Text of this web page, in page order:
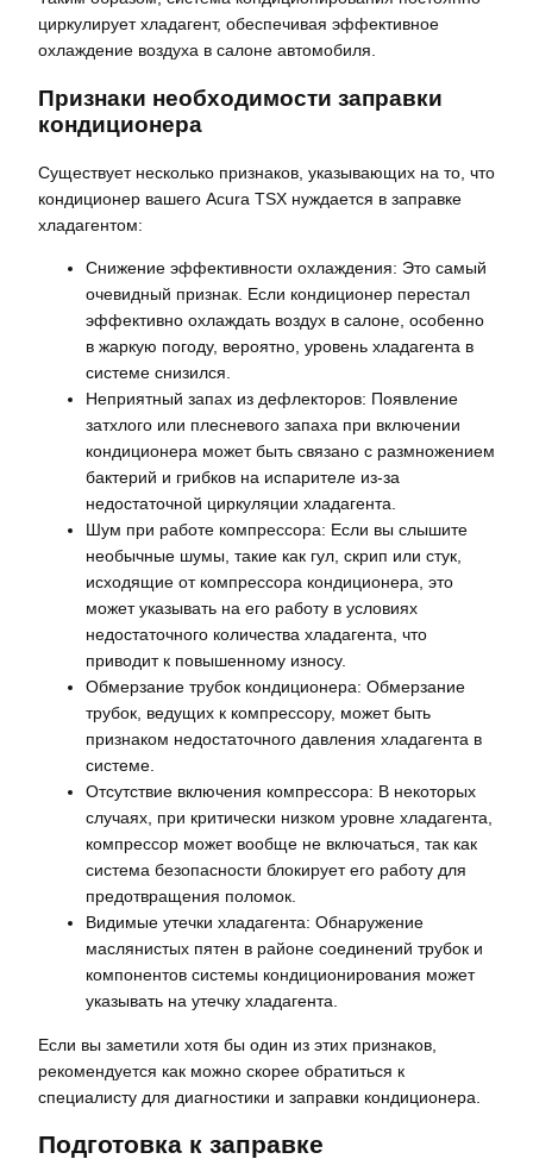
циркулирует хладагент, обеспечивая эффективное
охлаждение воздуха в салоне автомобиля.
Признаки необходимости заправки
кондиционера
Существует несколько признаков, указывающих на то, что
кондиционер вашего Acura TSX нуждается в заправке
хладагентом:
Снижение эффективности охлаждения: Это самый
очевидный признак. Если кондиционер перестал
эффективно охлаждать воздух в салоне, особенно
в жаркую погоду, вероятно, уровень хладагента в
системе снизился.
Неприятный запах из дефлекторов: Появление
затхлого или плесневого запаха при включении
кондиционера может быть связано с размножением
бактерий и грибков на испарителе из-за
недостаточной циркуляции хладагента.
Шум при работе компрессора: Если вы слышите
необычные шумы, такие как гул, скрип или стук,
исходящие от компрессора кондиционера, это
может указывать на его работу в условиях
недостаточного количества хладагента, что
приводит к повышенному износу.
Обмерзание трубок кондиционера: Обмерзание
трубок, ведущих к компрессору, может быть
признаком недостаточного давления хладагента в
системе.
Отсутствие включения компрессора: В некоторых
случаях, при критически низком уровне хладагента,
компрессор может вообще не включаться, так как
система безопасности блокирует его работу для
предотвращения поломок.
Видимые утечки хладагента: Обнаружение
маслянистых пятен в районе соединений трубок и
компонентов системы кондиционирования может
указывать на утечку хладагента.
Если вы заметили хотя бы один из этих признаков,
рекомендуется как можно скорее обратиться к
специалисту для диагностики и заправки кондиционера.
Подготовка к заправке